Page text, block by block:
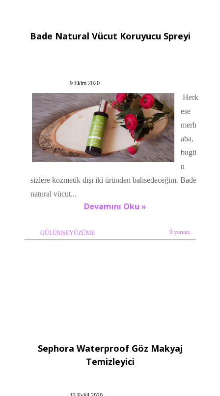
Bade Natural Vücut Koruyucu Spreyi
9 Ekim 2020
Herk
ese
merh
aba,
bugü
n
sizlere kozmetik dışı iki üründen bahsedeceğim. Bade
natural vücut...
Devamını Oku »
GÜLÜMSEYÜZÜME 9 yorum:
Sephora Waterproof Göz Makyaj
Temizleyici